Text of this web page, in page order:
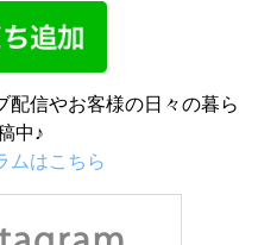
配信やお客様の日々の暮ら
中♪
ムはこちら